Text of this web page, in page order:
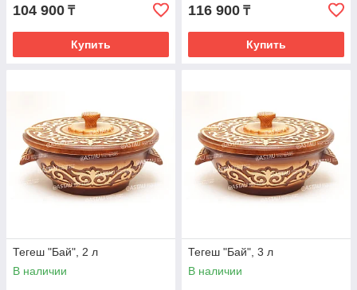
104 900 ₸
Купить
116 900 ₸
Купить
Тегеш "Бай", 2 л
В наличии
Тегеш "Бай", 3 л
В наличии